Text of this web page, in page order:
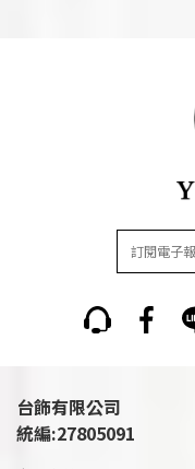
台飾有限公司
統編:27805091